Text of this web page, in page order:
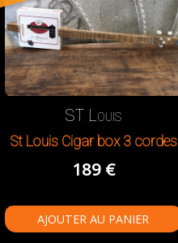
ST Louis
St Louis Cigar box 3 cordes
189 €